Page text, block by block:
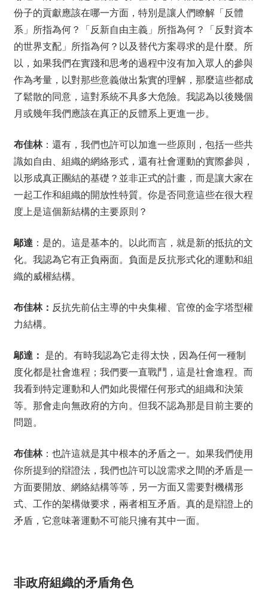
份子的貢獻應該在哪一方面，特別是讓人們瞭解「反體
系」所指為何？「反新自由主義」所指為何？「反對資本
的世界支配」所指為何？以及替代方案尋求的是什麼。所
以，如果我們在實踐和思考的過程中沒有加入眾人的參與
作為考量，以對那些意義做出紮實的理解，那麼這些都成
了鬆散的同意，這對系統不具多大危險。我認為以後幾個
月或幾年我們應該在真正的反體系上更進一步。
布佳林：還有，我們也許可以加進一些原則，包括一些共
識如自由、組織的網絡形式，還有社會運動的實際參與，
以形成真正團結的基礎？並非正式的計畫，而是讓大家在
一起工作和組織的開放性特質。你是否同意這些在很大程
度上是這個新結構的主要原則？
鄔達：是的。這是基本的。以此而言，就是新的抵抗的文
化。我認為它有正負兩面。負面是反抗形式化的運動和組
織的威權結構。
布佳林： 反抗先前佔主導的中央集權、官僚的金字塔型權
力結構。
鄔達： 是的。有時我認為它走得太快，因為任何一種制
度化都是社會進程；我們要一直戰鬥，這是社會進程。而
我看到特定運動和人們如此畏懼任何形式的組織和決策
等。那會走向無政府的方向。但我不認為那是目前主要的
問題。
布佳林：也許這就是其中根本的矛盾之一。如果我們使用
你所提到的辯證法，我們也許可以說需求之間的矛盾是一
方面要開放、網絡結構等等，另一方面又需要對機構形
式、工作的架構做要求，兩者相互矛盾。真的是辯證上的
矛盾，它意味著運動不可能只擁有其中一面。
非政府組織的矛盾角色